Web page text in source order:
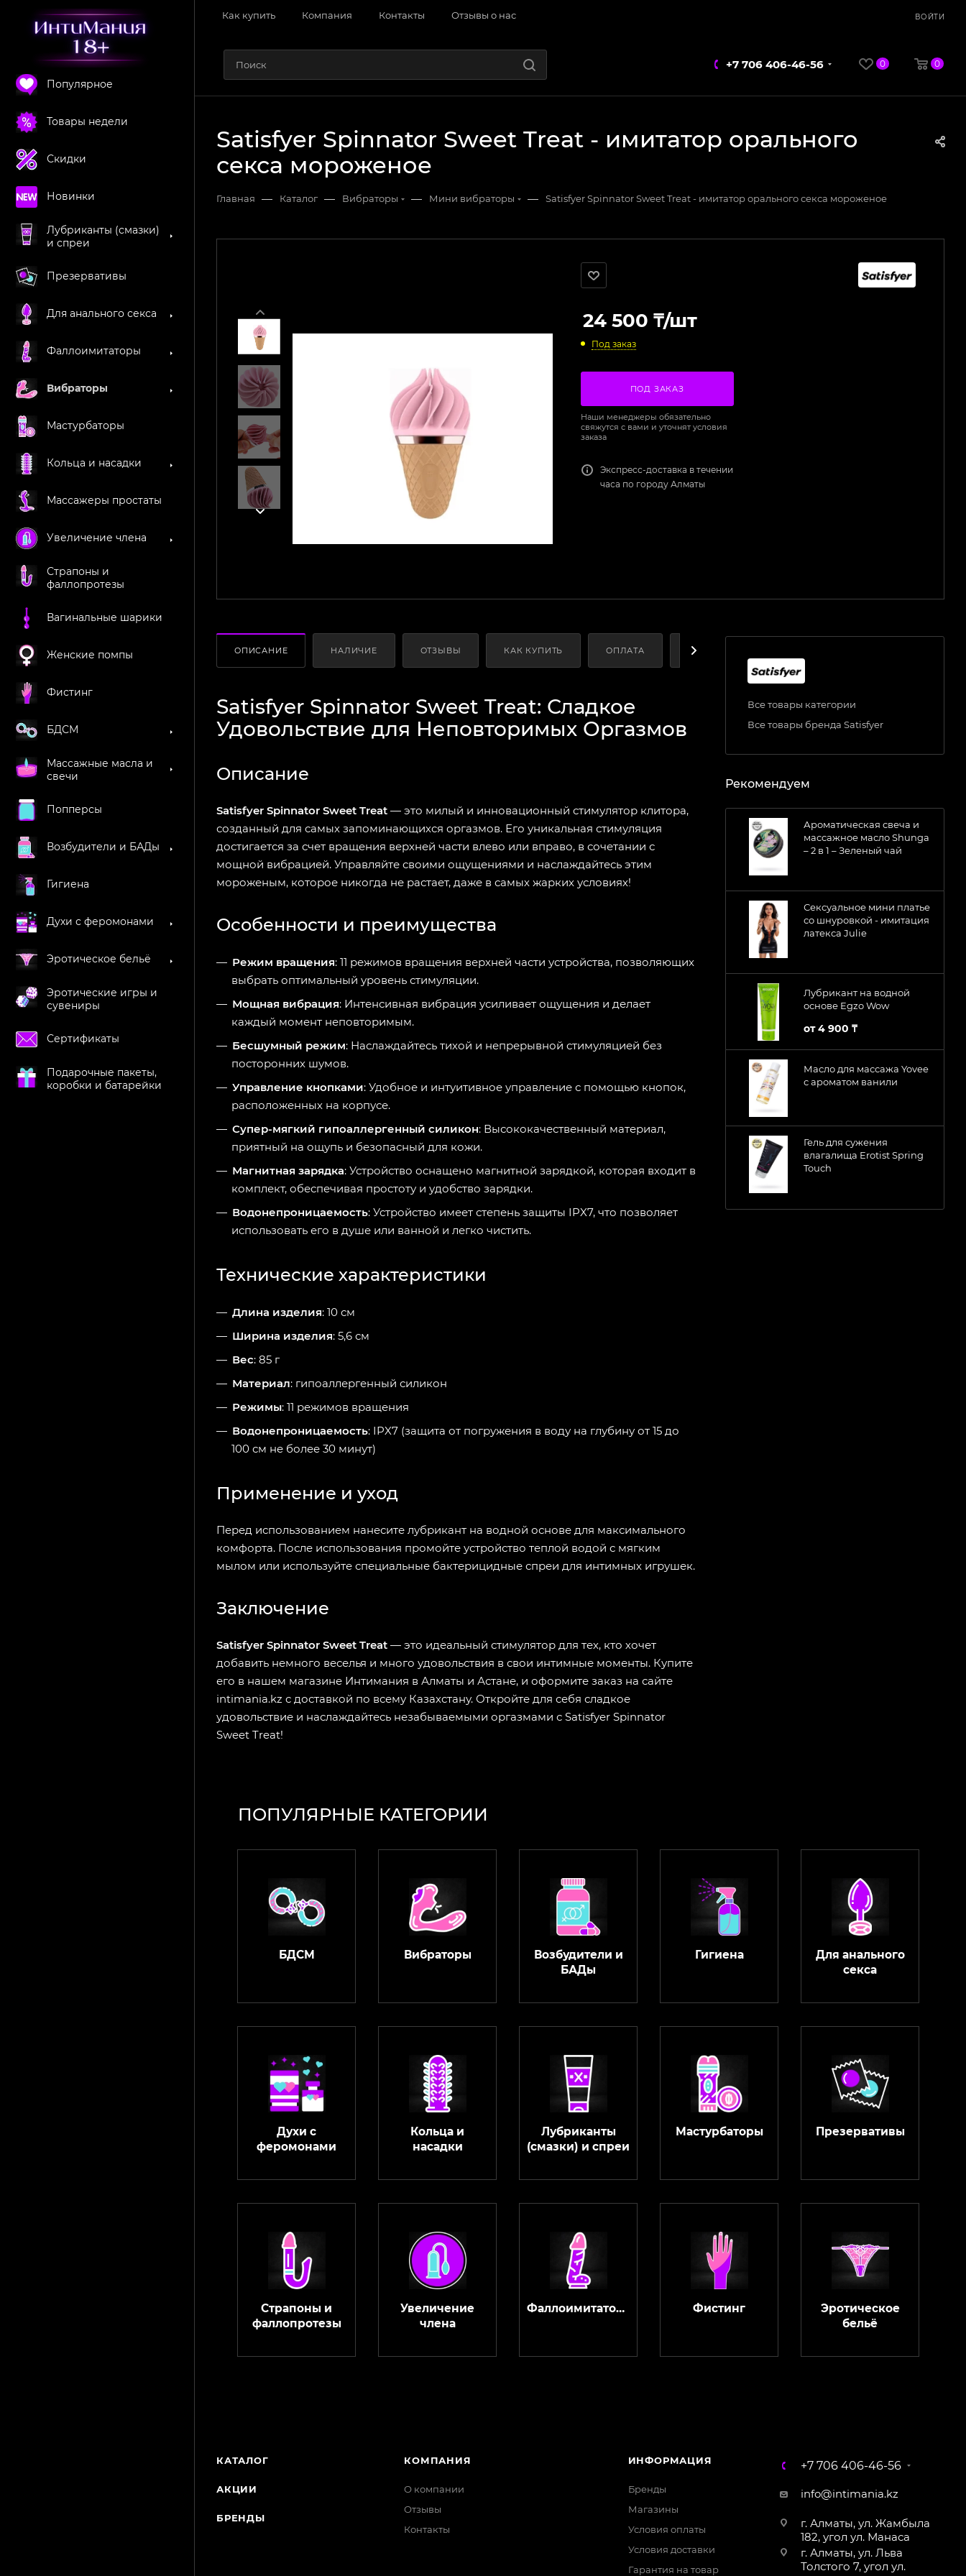
Как купить Компания Контакты Отзывы о нас ВОЙТИ
0 0
+7 706 406-46-56
Популярное
Товары недели
Скидки
Новинки
Лубриканты (смазки)
и спреи
Презервативы
Для анального секса
Фаллоимитаторы
Вибраторы
Мастурбаторы
Кольца и насадки
Массажеры простаты
Увеличение члена
Страпоны и
фаллопротезы
Вагинальные шарики
Женские помпы
Фистинг
БДСМ
Массажные масла и
свечи
Попперсы
Возбудители и БАДы
Гигиена
Духи с феромонами
Эротическое бельё
Эротические игры и
сувениры
Сертификаты
Подарочные пакеты,
коробки и батарейки
Satisfyer Spinnator Sweet Treat - имитатор орального
секса мороженое
Главная — Каталог — Вибраторы — Мини вибраторы — Satisfyer Spinnator Sweet Treat - имитатор орального секса мороженое
24 500 ₸/шт
Под заказ
ПОД ЗАКАЗ
Наши менеджеры обязательно
свяжутся с вами и уточнят условия
заказа
Экспресс-доставка в течении
часа по городу Алматы
ОПИСАНИЕ НАЛИЧИЕ ОТЗЫВЫ КАК КУПИТЬ ОПЛАТА ДОСТАВКА
Satisfyer Spinnator Sweet Treat: Сладкое
Удовольствие для Неповторимых Оргазмов
Описание
Satisfyer Spinnator Sweet Treat — это милый и инновационный стимулятор клитора,
созданный для самых запоминающихся оргазмов. Его уникальная стимуляция
достигается за счет вращения верхней части влево или вправо, в сочетании с
мощной вибрацией. Управляйте своими ощущениями и наслаждайтесь этим
мороженым, которое никогда не растает, даже в самых жарких условиях!
Особенности и преимущества
Режим вращения: 11 режимов вращения верхней части устройства, позволяющих
выбрать оптимальный уровень стимуляции.
Мощная вибрация: Интенсивная вибрация усиливает ощущения и делает
каждый момент неповторимым.
Бесшумный режим: Наслаждайтесь тихой и непрерывной стимуляцией без
посторонних шумов.
Управление кнопками: Удобное и интуитивное управление с помощью кнопок,
расположенных на корпусе.
Супер-мягкий гипоаллергенный силикон: Высококачественный материал,
приятный на ощупь и безопасный для кожи.
Магнитная зарядка: Устройство оснащено магнитной зарядкой, которая входит в
комплект, обеспечивая простоту и удобство зарядки.
Водонепроницаемость: Устройство имеет степень защиты IPX7, что позволяет
использовать его в душе или ванной и легко чистить.
Технические характеристики
Длина изделия: 10 см
Ширина изделия: 5,6 см
Вес: 85 г
Материал: гипоаллергенный силикон
Режимы: 11 режимов вращения
Водонепроницаемость: IPX7 (защита от погружения в воду на глубину от 15 до
100 см не более 30 минут)
Применение и уход
Перед использованием нанесите лубрикант на водной основе для максимального
комфорта. После использования промойте устройство теплой водой с мягким
мылом или используйте специальные бактерицидные спреи для интимных игрушек.
Заключение
Satisfyer Spinnator Sweet Treat — это идеальный стимулятор для тех, кто хочет
добавить немного веселья и много удовольствия в свои интимные моменты. Купите
его в нашем магазине Интимания в Алматы и Астане, и оформите заказ на сайте
intimania.kz с доставкой по всему Казахстану. Откройте для себя сладкое
удовольствие и наслаждайтесь незабываемыми оргазмами с Satisfyer Spinnator
Sweet Treat!
Все товары категории
Все товары бренда Satisfyer
Рекомендуем
Ароматическая свеча и
массажное масло Shunga
– 2 в 1 – Зеленый чай
Сексуальное мини платье
со шнуровкой - имитация
латекса Julie
Лубрикант на водной
основе Egzo Wow
от4 900 ₸
Масло для массажа Yovee
с ароматом ванили
Гель для сужения
влагалища Erotist Spring
Touch
ПОПУЛЯРНЫЕ КАТЕГОРИИ
БДСМ Вибраторы
Возбудители и
БАДы
Гигиена
Для анального
секса
Духи с
феромонами
Кольца и
насадки
Лубриканты
(смазки) и спреи
Мастурбаторы Презервативы
Страпоны и
фаллопротезы
Увеличение
члена
Фаллоимитаторы Фистинг
Эротическое
бельё
КАТАЛОГ
АКЦИИ
БРЕНДЫ
КОМПАНИЯ
О компании
Отзывы
Контакты
ИНФОРМАЦИЯ
Бренды
Магазины
Условия оплаты
Условия доставки
Гарантия на товар
+7 706 406-46-56
info@intimania.kz
г. Алматы, ул. Жамбыла
182, угол ул. Манаса
г. Алматы, ул. Льва
Толстого 7, угол ул.